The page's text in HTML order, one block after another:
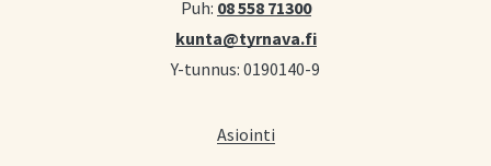
Puh: 08 558 71300
kunta@tyrnava.fi
Y-tunnus: 0190140-9
Asiointi